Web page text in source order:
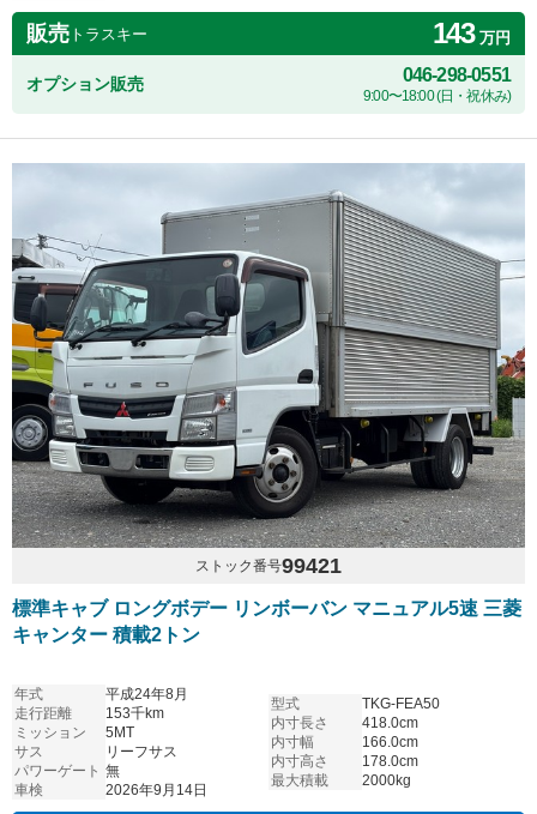
販売 トラスキー 143万円
オプション販売 046-298-0551
9:00〜18:00 (日・祝休み)
ストック番号99421
標準キャブ ロングボデー リンボーバン マニュアル5速 三菱
キャンター 積載2トン
年式
平成24年8月
走行距離
153千km
ミッション
5MT
サス
リーフサス
パワーゲート 無
車検
2026年9月14日
型式
TKG-FEA50
内寸長さ
418.0cm
内寸幅
166.0cm
内寸高さ
178.0cm
最大積載
2000kg